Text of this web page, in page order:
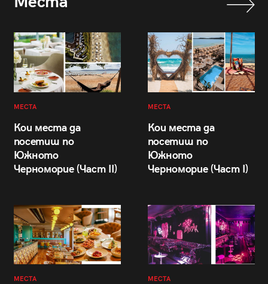
МЕСТА
Кои места да
посетиш по
Южното
Черноморие (Част II)
МЕСТА
Кои места да
посетиш по
Южното
Черноморие (Част I)
МЕСТА МЕСТА